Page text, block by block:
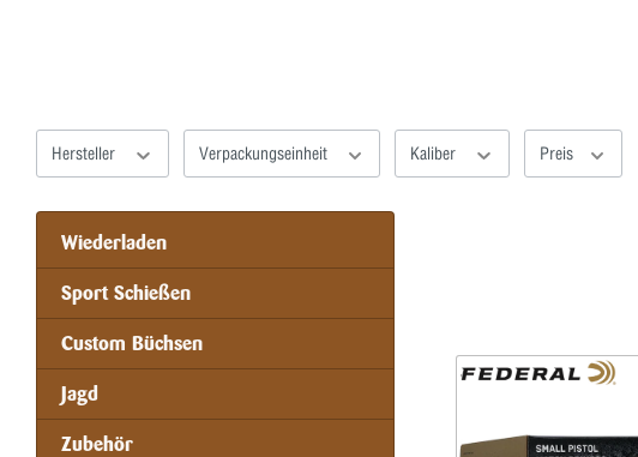
Hersteller Verpackungseinheit Kaliber Preis
Wiederladen
Sport Schießen
Custom Büchsen
Jagd
Zubehör